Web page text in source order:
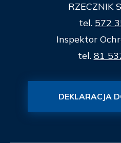
RZECZNIK
tel. 572
Inspektor
tel. 81
DEKLARACJA